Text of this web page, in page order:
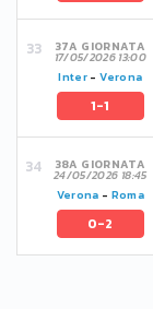
37A GIORNATA
17/05/2026 13:00
Inter -Verona
1-1
38A GIORNATA
24/05/2026 18:45
Verona - Roma
0-2